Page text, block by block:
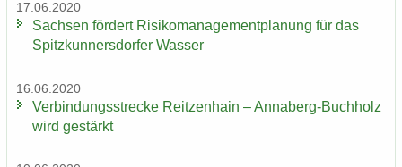
17.06.2020
Sach­sen för­dert Ri­si­ko­ma­nage­ment­pla­nung für das
Spitz­kun­ners­dor­fer Was­ser
16.06.2020
Ver­bin­dungs­stre­cke Reit­zen­hain – Annaberg-​Buchholz
wird ge­stärkt